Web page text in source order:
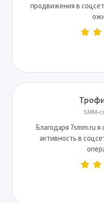
продвижения в
SMM-
Благодаря 7smm.ru
активность в